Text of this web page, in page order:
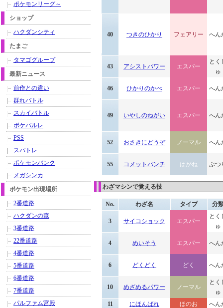
40 つきのひかり フェアリー へん
43 アシストパワー エスパー
とく
ゅ
46 ひかりのかべ エスパー へん
49 いやしのねがい エスパー へん
52 おさきにどうぞ ノーマル へん
55 コメットパンチ はがね ぶつ
わざマシンで覚える技
No. わざ名 タイプ 分
3 サイコショック エスパー
とく
ゅ
4 めいそう エスパー へん
6 どくどく どく へん
10 めざめるパワー ノーマル
とく
ゅ
11
にほんばれ ほのお へん
ポケモンリーグ～
ショップ
ハクダンシティ
たまご
タマゴグループ
最新ニュース
前作との違い
群れバトル
スカイバトル
ポケパルレ
PSS
スパトレ
ポケモンバンク
メガシンカ
ポケモン出現場所
2番道路
ハクダンの森
3番道路
22番道路
4番道路
5番道路
6番道路
7番道路
パルファム宮殿